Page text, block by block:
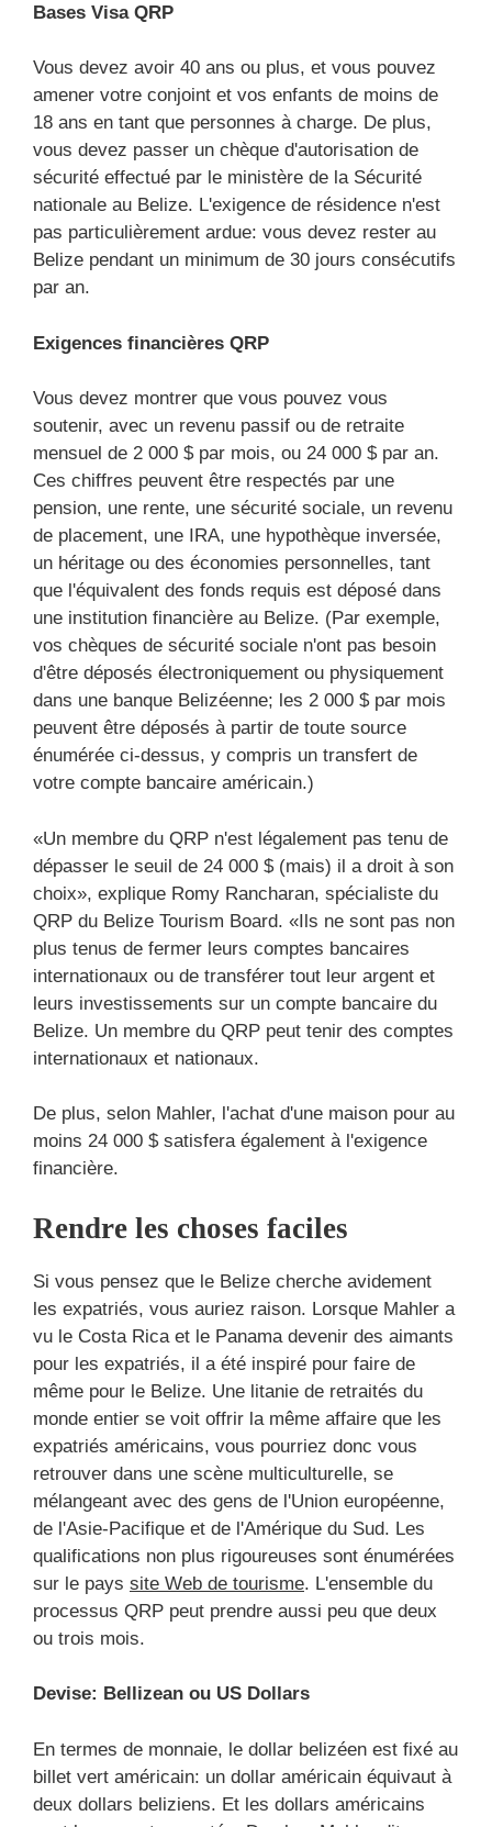
Bases Visa QRP
Vous devez avoir 40 ans ou plus, et vous pouvez
amener votre conjoint et vos enfants de moins de
18 ans en tant que personnes à charge. De plus,
vous devez passer un chèque d'autorisation de
sécurité effectué par le ministère de la Sécurité
nationale au Belize. L'exigence de résidence n'est
pas particulièrement ardue: vous devez rester au
Belize pendant un minimum de 30 jours consécutifs
par an.
Exigences financières QRP
Vous devez montrer que vous pouvez vous
soutenir, avec un revenu passif ou de retraite
mensuel de 2 000 $ par mois, ou 24 000 $ par an.
Ces chiffres peuvent être respectés par une
pension, une rente, une sécurité sociale, un revenu
de placement, une IRA, une hypothèque inversée,
un héritage ou des économies personnelles, tant
que l'équivalent des fonds requis est déposé dans
une institution financière au Belize. (Par exemple,
vos chèques de sécurité sociale n'ont pas besoin
d'être déposés électroniquement ou physiquement
dans une banque Belizéenne; les 2 000 $ par mois
peuvent être déposés à partir de toute source
énumérée ci-dessus, y compris un transfert de
votre compte bancaire américain.)
«Un membre du QRP n'est légalement pas tenu de
dépasser le seuil de 24 000 $ (mais) il a droit à son
choix», explique Romy Rancharan, spécialiste du
QRP du Belize Tourism Board. «Ils ne sont pas non
plus tenus de fermer leurs comptes bancaires
internationaux ou de transférer tout leur argent et
leurs investissements sur un compte bancaire du
Belize. Un membre du QRP peut tenir des comptes
internationaux et nationaux.
De plus, selon Mahler, l'achat d'une maison pour au
moins 24 000 $ satisfera également à l'exigence
financière.
Rendre les choses faciles
Si vous pensez que le Belize cherche avidement
les expatriés, vous auriez raison. Lorsque Mahler a
vu le Costa Rica et le Panama devenir des aimants
pour les expatriés, il a été inspiré pour faire de
même pour le Belize. Une litanie de retraités du
monde entier se voit offrir la même affaire que les
expatriés américains, vous pourriez donc vous
retrouver dans une scène multiculturelle, se
mélangeant avec des gens de l'Union européenne,
de l'Asie-Pacifique et de l'Amérique du Sud. Les
qualifications non plus rigoureuses sont énumérées
sur le pays site Web de tourisme. L'ensemble du
processus QRP peut prendre aussi peu que deux
ou trois mois.
Devise: Bellizean ou US Dollars
En termes de monnaie, le dollar belizéen est fixé au
billet vert américain: un dollar américain équivaut à
deux dollars beliziens. Et les dollars américains